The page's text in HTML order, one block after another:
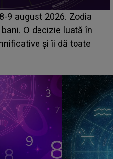
ASCUNS până
din Casa Iubirii
despre mama
nu te iubesc pentru